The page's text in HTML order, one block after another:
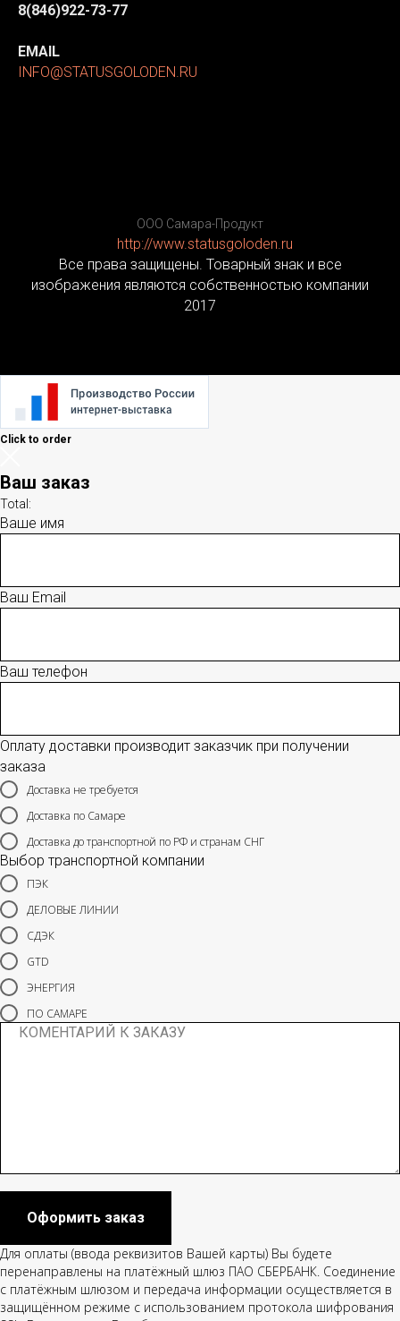
8(846)922-73-77
EMAIL
INFO@STATUSGOLODEN.RU
ООО Самара-Продукт
http://www.statusgoloden.ru
Все права защищены. Товарный знак и все
изображения являются собственностью компании
2017
Click to order
Ваш заказ
Total:
Ваше имя
Ваш Email
Ваш телефон
Оплату доставки производит заказчик при получении
заказа
Доставка не требуется
Доставка по Самаре
Доставка до транспортной по РФ и странам СНГ
Выбор транспортной компании
ПЭК
ДЕЛОВЫЕ ЛИНИИ
СДЭК
GTD
ЭНЕРГИЯ
ПО САМАРЕ
Оформить заказ
Для оплаты (ввода реквизитов Вашей карты) Вы будете
перенаправлены на платёжный шлюз ПАО СБЕРБАНК. Соединение
с платёжным шлюзом и передача информации осуществляется в
защищённом режиме с использованием протокола шифрования